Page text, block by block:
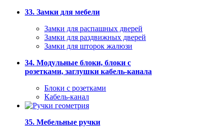
33. Замки для мебели
Замки для распашных дверей
Замки для раздвижных дверей
Замки для шторок жалюзи
34. Модульные блоки, блоки с
розетками, заглушки кабель-канала
Блоки с розетками
Кабель-канал
35. Мебельные ручки